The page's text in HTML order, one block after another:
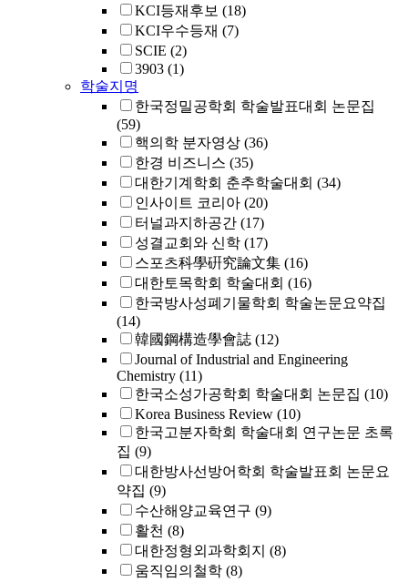
KCI등재후보 (18)
KCI우수등재 (7)
SCIE (2)
3903 (1)
학술지명
한국정밀공학회 학술발표대회 논문집
(59)
핵의학 분자영상 (36)
한경 비즈니스 (35)
대한기계학회 춘추학술대회 (34)
인사이트 코리아 (20)
터널과지하공간 (17)
성결교회와 신학 (17)
스포츠科學硏究論文集 (16)
대한토목학회 학술대회 (16)
한국방사성폐기물학회 학술논문요약집
(14)
韓國鋼構造學會誌 (12)
Journal of Industrial and Engineering
Chemistry (11)
한국소성가공학회 학술대회 논문집 (10)
Korea Business Review (10)
한국고분자학회 학술대회 연구논문 초록
집 (9)
대한방사선방어학회 학술발표회 논문요
약집 (9)
수산해양교육연구 (9)
활천 (8)
대한정형외과학회지 (8)
움직임의철학 (8)